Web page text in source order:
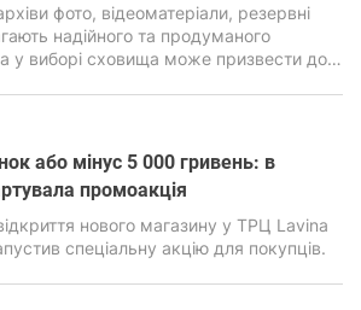
фото, відеоматеріали, резервні
надійного та продуманого
у виборі сховища може призвести до
накопичувачами стоїть особливо
або мінус 5 000 гривень: в
промоакція
нового магазину у ТРЦ Lavina
спеціальну акцію для покупців.